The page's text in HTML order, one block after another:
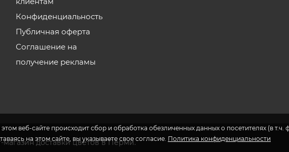
веб-сайте происходит сбор и обработка обезличенных данных о посетителях (в т.ч.
на этом сайте, вы указываете свое согласие. Политика конфиденциальности
Конфиденциальность
Публичная оферта
Соглашение на
получение рекламы
доставки цветов в Перми.